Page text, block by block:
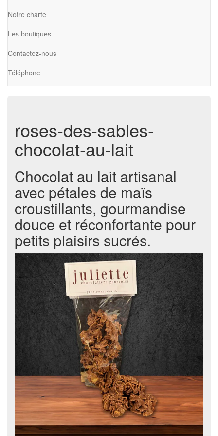
Notre charte
Les boutiques
Contactez-nous
Téléphone
roses-des-sables-
chocolat-au-lait
Chocolat au lait artisanal
avec pétales de maïs
croustillants, gourmandise
douce et réconfortante pour
petits plaisirs sucrés.